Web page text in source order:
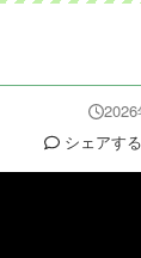
シェアする